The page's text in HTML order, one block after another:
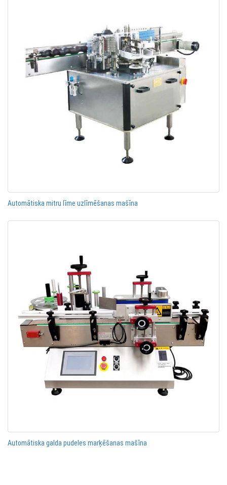
Automātiska mitru līme uzlīmēšanas mašīna
Automātiska galda pudeles marķēšanas mašīna